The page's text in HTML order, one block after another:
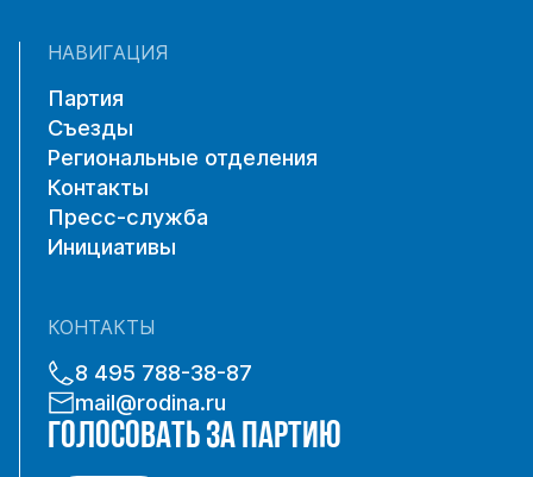
НАВИГАЦИЯ
Партия
Съезды
Региональные отделения
Контакты
Пресс-служба
Инициативы
КОНТАКТЫ
8 495 788-38-87
mail@rodina.ru
ГОЛОСОВАТЬ ЗА ПАРТИЮ